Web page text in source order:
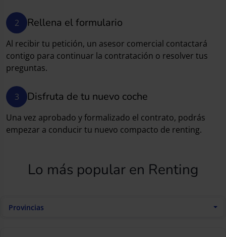
2 Rellena el formulario
Al recibir tu petición, un asesor comercial contactará
contigo para continuar la contratación o resolver tus
preguntas.
3 Disfruta de tu nuevo coche
Una vez aprobado y formalizado el contrato, podrás
empezar a conducir tu nuevo compacto de renting.
Lo más popular en Renting
Provincias